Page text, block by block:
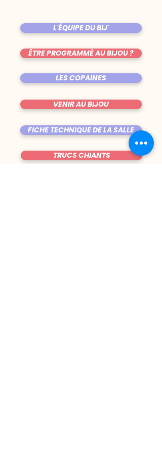
L'ÉQUIPE DU BIJ'
ÊTRE PROGRAMMÉ AU BIJOU ?
LES COPAINES
VENIR AU BIJOU
FICHE TECHNIQUE DE LA SALLE
TRUCS CHIANTS